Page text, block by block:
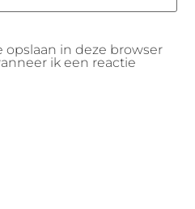
opslaan in deze browser
ik een reactie